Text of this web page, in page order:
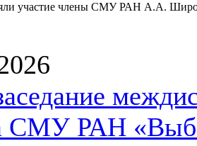
участие члены СМУ РАН А.А.
СМУ РАН